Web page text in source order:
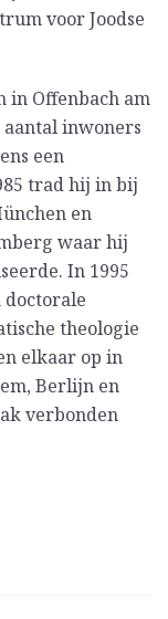
voor Joodse
in Offenbach am
aantal inwoners
een
trad hij in bij
en
waar hij
In 1995
theologie
elkaar op in
Berlijn en
verbonden